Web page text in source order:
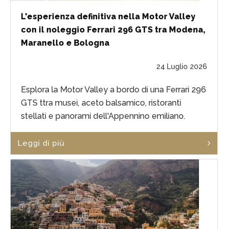
L'esperienza definitiva nella Motor Valley
con il noleggio Ferrari 296 GTS tra Modena,
Maranello e Bologna
24 Luglio 2026
Esplora la Motor Valley a bordo di una Ferrari 296
GTS ttra musei, aceto balsamico, ristoranti
stellati e panorami dell'Appennino emiliano.
Leggi di più